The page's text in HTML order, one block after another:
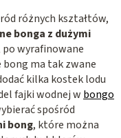
różnych kształtów,
bonga z dużymi
po wyrafinowane
ma tak zwane
kilka kostek lodu
fajki wodnej w bongo
spośród
bong, które można